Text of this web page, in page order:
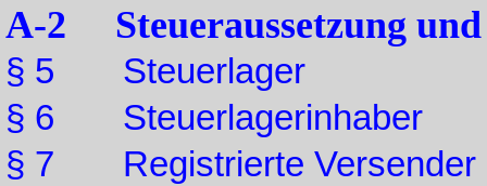
A-2 Steueraussetzung und
§ 5 Steuerlager
§ 6 Steuerlagerinhaber
§ 7 Registrierte Versender